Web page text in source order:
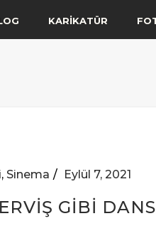
KARİKATÜR
, Sinema Eylül 7, 2021
GIBI